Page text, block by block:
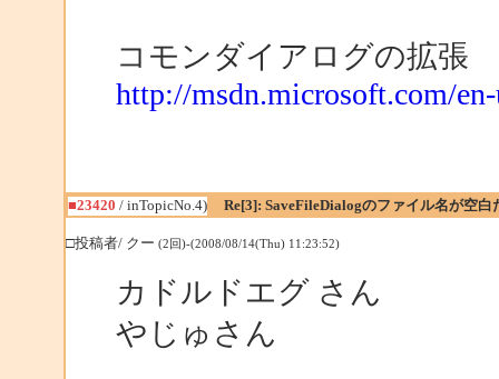
コモンダイアログの拡張
http://msdn.microsoft.com/
■23420 / inTopicNo.4) Re[3]: SaveFileDialogのファイル名が空白
□投稿者/ クー (2回)-(2008/08/14(Thu) 11:23:52)
カドルドエグ さん
やじゅさん